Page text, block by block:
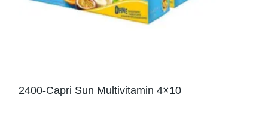
2400-Capri Sun Multivitamin 4×10